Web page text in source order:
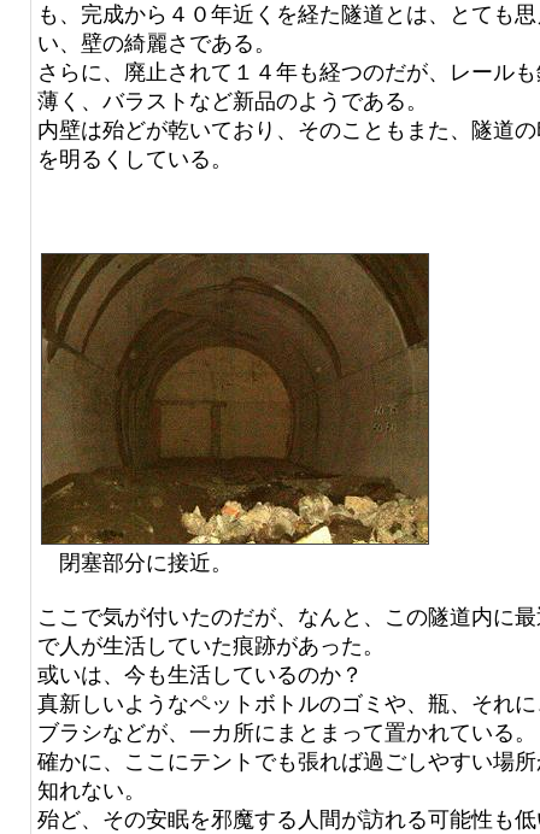
も、完成から４０年近くを経た隧道とは、とても
い、壁の綺麗さである。
さらに、廃止されて１４年も経つのだが、レール
薄く、バラストなど新品のようである。
内壁は殆どが乾いており、そのこともまた、隧道
を明るくしている。
閉塞部分に接近。
ここで気が付いたのだが、なんと、この隧道内に
で人が生活していた痕跡があった。
或いは、今も生活しているのか？
真新しいようなペットボトルのゴミや、瓶、それ
ブラシなどが、一カ所にまとまって置かれている。
確かに、ここにテントでも張れば過ごしやすい場
知れない。
殆ど、その安眠を邪魔する人間が訪れる可能性も